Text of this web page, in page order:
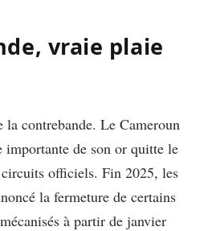
vraie plaie
contrebande. Le Cameroun
importante de son or quitte le
circuits officiels. Fin 2025, les
la fermeture de certains
à partir de janvier